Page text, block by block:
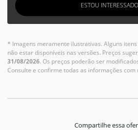
ESTOU INTERESSADO
* Imagens meramente ilustrativas. Alguns
não estar disponíveis nas versões. Preços
31/08/2026. Os preços poderão ser
Consulte e confirme todas as informações com
Compartilhe essa